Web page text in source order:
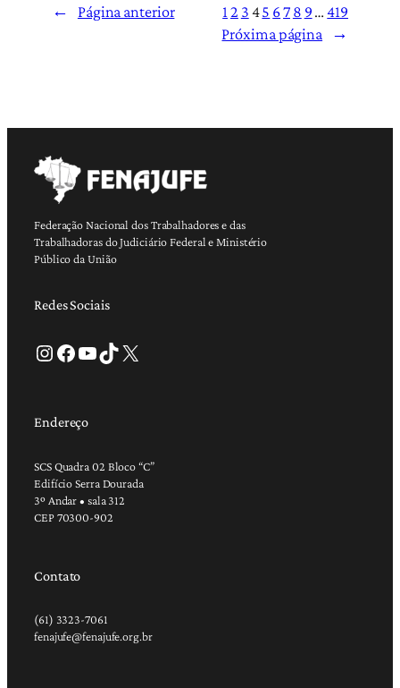
← Página anterior 1 2 345 678 9… 419
Próxima página
→
Federação Nacional dos Trabalhadores e das
Trabalhadoras do Judiciário Federal e Ministério
Público da União
Redes Sociais
Instagram Facebook Youtube TikTok X
Endereço
SCS Quadra 02 Bloco “C”
Edifício Serra Dourada
3º Andar • sala 312
CEP 70300-902
Contato
(61) 3323-7061
fenajufe@fenajufe.org.br